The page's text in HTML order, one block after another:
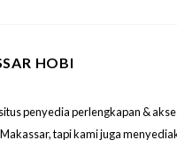
HOBI
penyedia perlengkapan &
tapi kami juga